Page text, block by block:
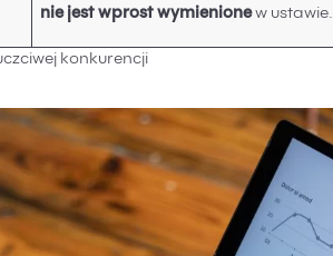
nie jest wprost wymienionew ustawie.
konkurencji